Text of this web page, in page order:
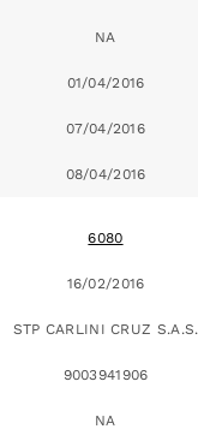
NA
01/04/2016
07/04/2016
08/04/2016
6080
16/02/2016
STP CARLINI CRUZ S.A.S.
9003941906
NA